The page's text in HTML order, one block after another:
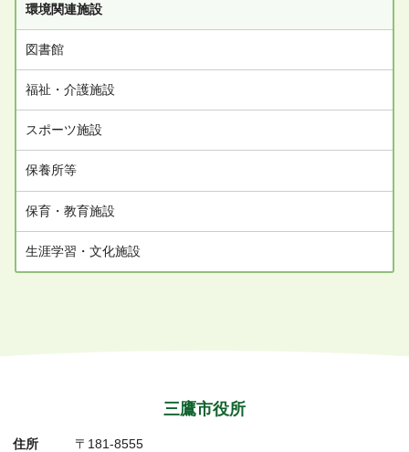
環境関連施設
図書館
福祉・介護施設
スポーツ施設
保養所等
保育・教育施設
生涯学習・文化施設
三鷹市役所
住所 〒181-8555